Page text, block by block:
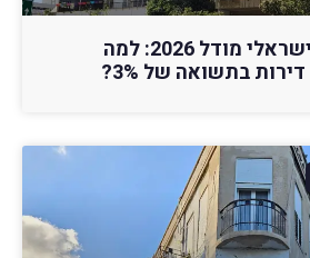
פרדוקס הנדל"ן הישראלי מודל 2026: למה
בתשואה של 3%?